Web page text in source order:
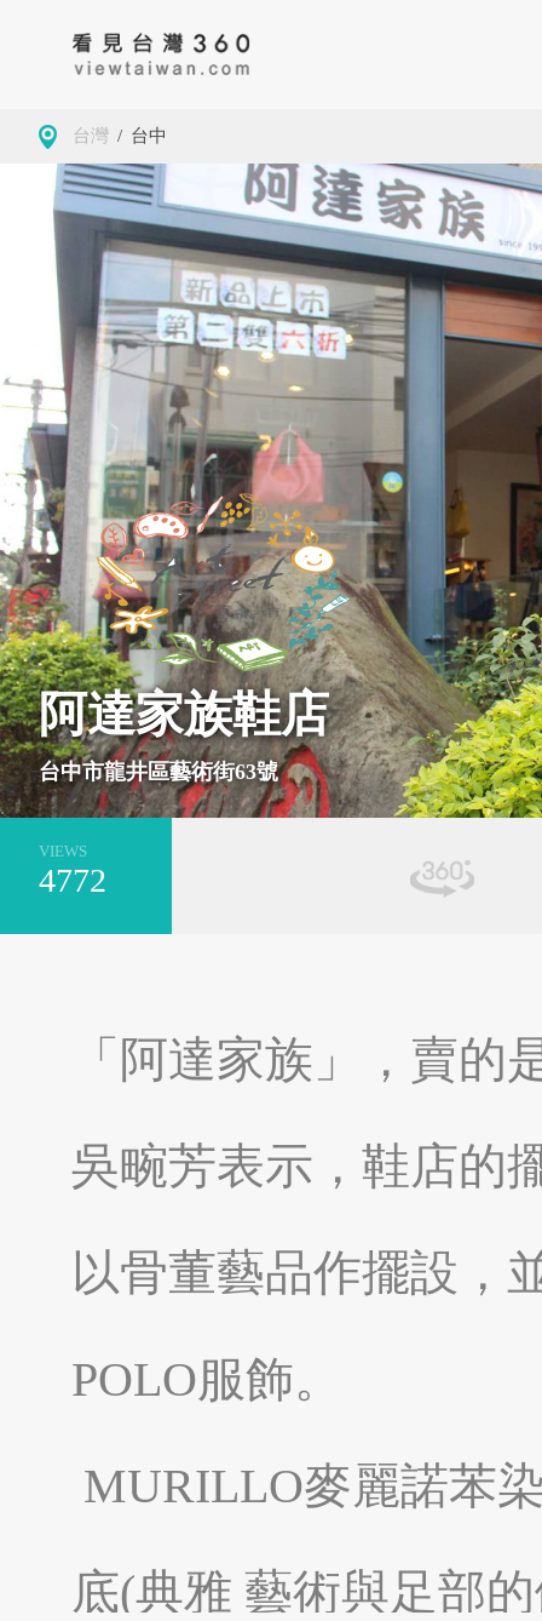
台南
台
基
桃
新
房地產
大學校園
導覽
觀光工廠
商務空間
墓園
觀光
藥局
景緻
美食
咖啡
小確幸
玩樂
古蹟
公園
茶
地方特色
客家委員會客家文
化發展中心
基隆市仁愛區
基隆市安樂區 新北市萬里區
台灣 / 台中
阿達家族鞋店
台中市龍井區藝術街63號
VIEWS
4772
「阿達家族」，賣
吳畹芳表示，鞋店的
以骨董藝品作擺設，
POLO服飾。
MURILLO麥麗諾苯
底(典雅 藝術與足部